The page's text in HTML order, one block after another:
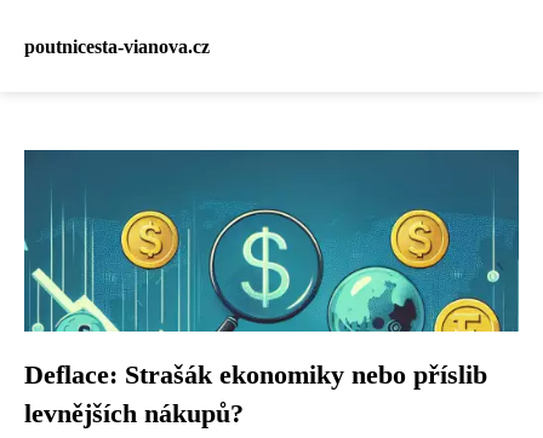
poutnicesta-vianova.cz
Deflace: Strašák ekonomiky nebo příslib
levnějších nákupů?